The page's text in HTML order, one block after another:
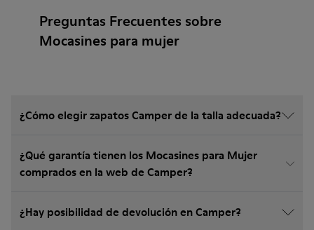
Preguntas Frecuentes sobre
Mocasines para mujer
¿Cómo elegir zapatos Camper de la talla adecuada?
¿Qué garantía tienen los Mocasines para Mujer
comprados en la web de Camper?
¿Hay posibilidad de devolución en Camper?